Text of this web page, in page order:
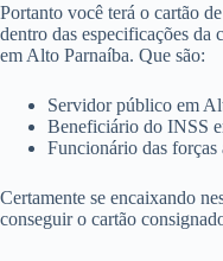
Portanto você terá o cartão
dentro das especificações da
em Alto Parnaíba. Que são:
Servidor público em
Beneficiário do INSS
Funcionário das forças
Certamente se encaixando
conseguir o cartão